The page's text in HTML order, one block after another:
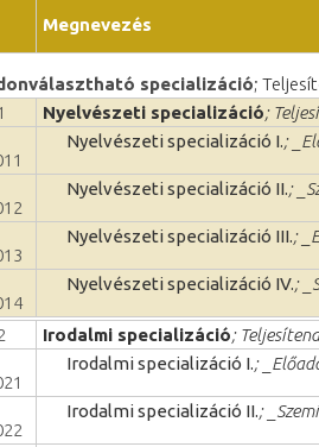
Megnevezés
specializáció;
Nyelvészeti specializáció;
Nyelvészeti specializáció I.;
Nyelvészeti specializáció II.;
Nyelvészeti specializáció III.;
Nyelvészeti specializáció IV.;
Irodalmi specializáció;
Irodalmi specializáció I.;
Irodalmi specializáció II.;